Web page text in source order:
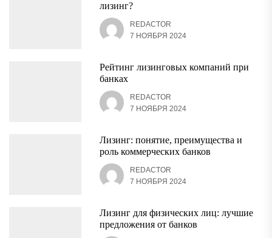
лизинг?
REDACTOR
7 НОЯБРЯ 2024
Рейтинг лизинговых компаний при
банках
REDACTOR
7 НОЯБРЯ 2024
Лизинг: понятие, преимущества и
роль коммерческих банков
REDACTOR
7 НОЯБРЯ 2024
Лизинг для физических лиц: лучшие
предложения от банков